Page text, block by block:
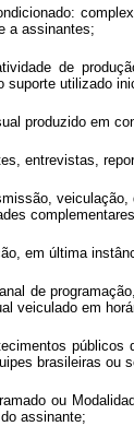
a assinantes;
de
utilizado
produzido em
entrevistas,
em última
de
veiculado em
brasileiras ou
ou
assinante;